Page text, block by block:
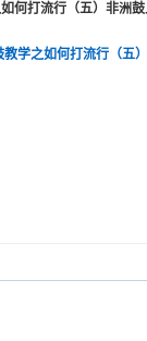
何打流行（五）非洲
教学之如何打流行（五